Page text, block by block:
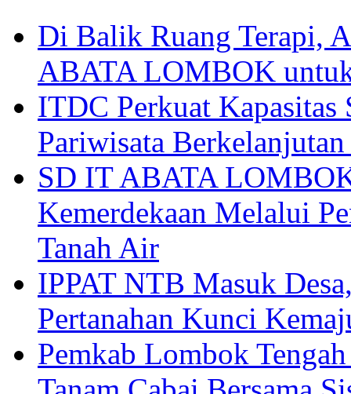
Di Balik Ruang Terapi,
ABATA LOMBOK
ITDC Perkuat
Pariwisata
SD IT ABATA
Kemerdekaan Melalui
Tanah Air
IPPAT NTB Masuk
Pertanahan Kunci
Pemkab Lombok